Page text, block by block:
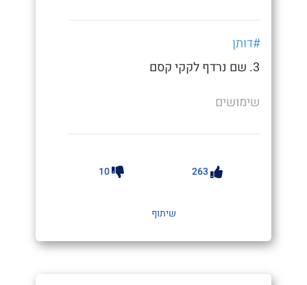
#דותן
3. שם נרדף לקקי קסם
שימושים
263
10
שיתוף